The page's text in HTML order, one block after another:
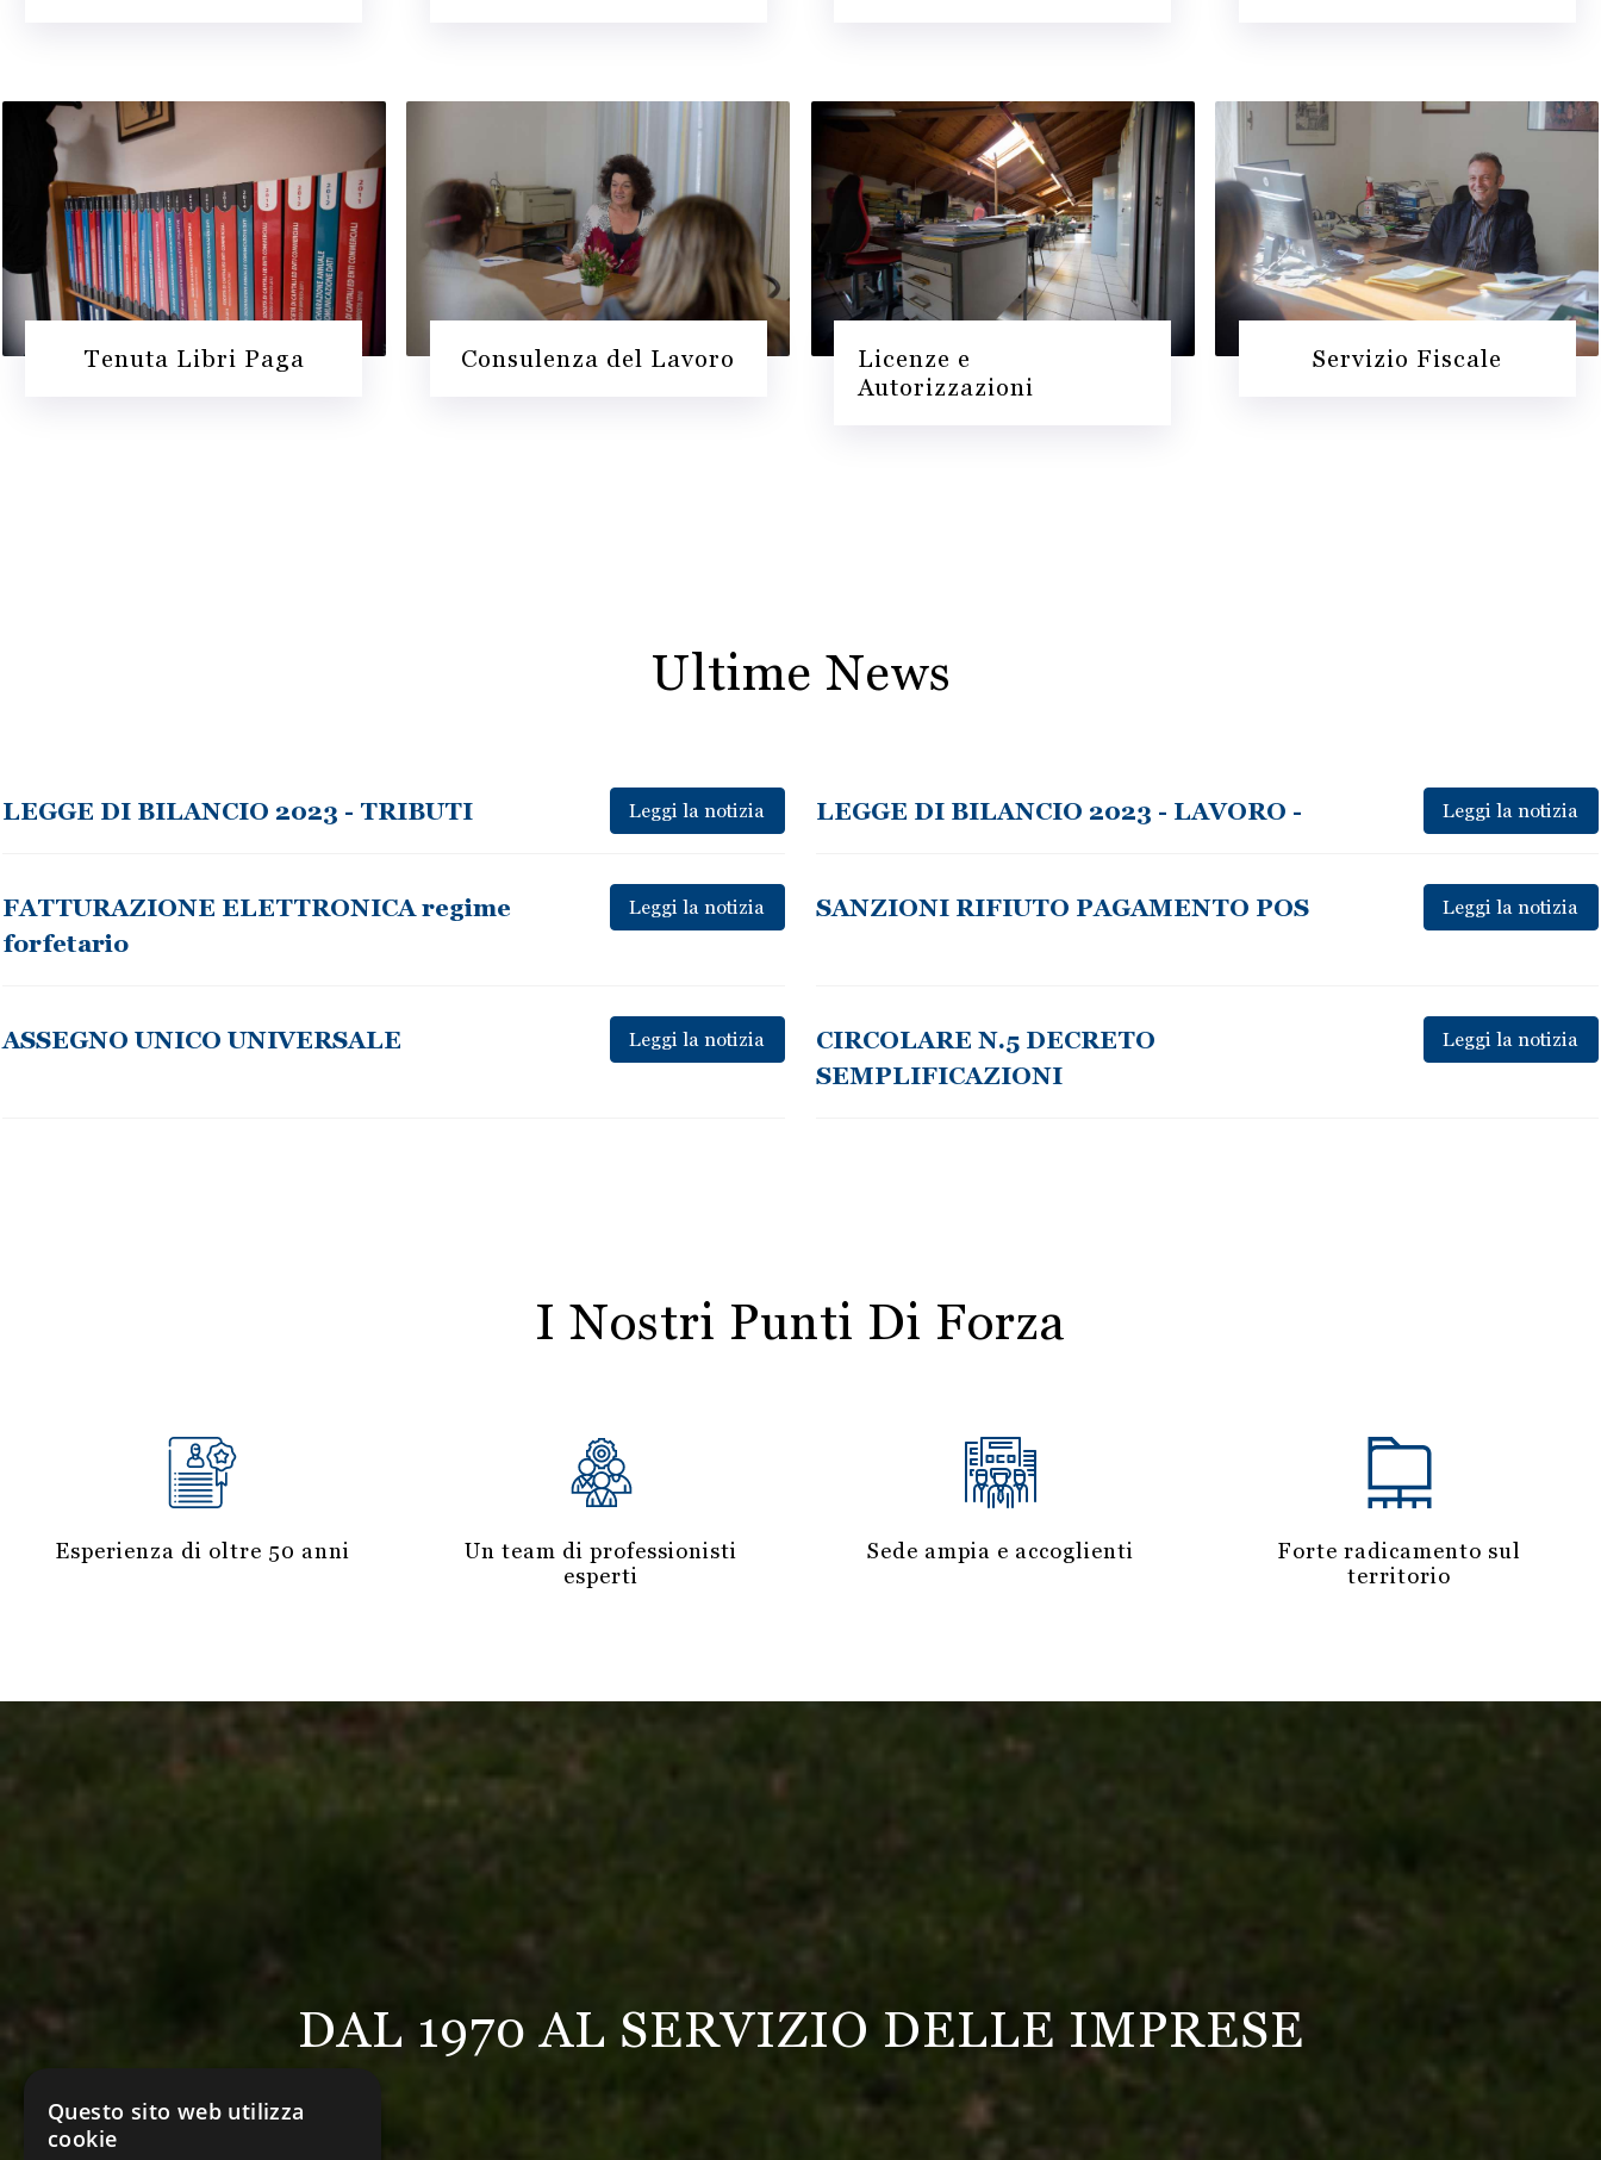
Tenuta Libri Paga Consulenza del Lavoro
Licenze e
Autorizzazioni
Servizio Fiscale
Ultime News
LEGGE DI BILANCIO 2023 - TRIBUTI Leggi la notizia LEGGE DI BILANCIO 2023 - LAVORO - Leggi la notizia
FATTURAZIONE ELETTRONICA regime
forfetario
Leggi la notizia SANZIONI RIFIUTO PAGAMENTO POS Leggi la notizia
ASSEGNO UNICO UNIVERSALE Leggi la notizia
CIRCOLARE N.5 DECRETO
SEMPLIFICAZIONI
Leggi la notizia
I Nostri Punti Di Forza
Esperienza di oltre 50 anni
Un team di professionisti
esperti
Sede ampia e accoglienti
Forte radicamento sul
territorio
DAL 1970 AL SERVIZIO DELLE IMPRESE
Questo sito web utilizza
cookie